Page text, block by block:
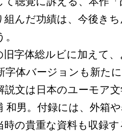
組んだ功績は、今後き
旧字体総ルビに加えて
字体バージョンも新た
説文は日本のユーモア
和男。付録には、外箱
時の貴重な資料も収録